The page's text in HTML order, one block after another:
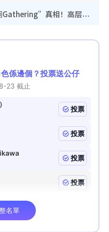
林芊妤亲解12年前“残厕Gathering”真相！高层解约一句话重创尊严，至今拒返TVB